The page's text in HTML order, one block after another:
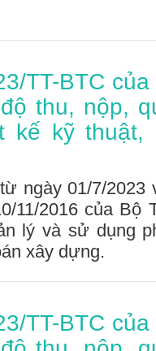
TT-BTC
thu, nộp,
kế kỹ
ngày 01/7/2023
11/2016 của
lý và sử dụng
xây dựng.
TT-BTC